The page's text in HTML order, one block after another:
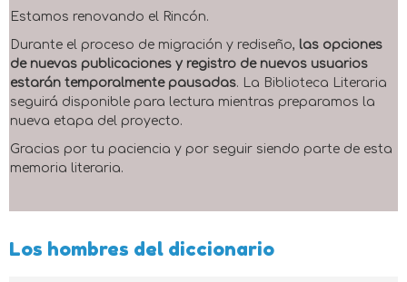
Estamos renovando el Rincón.
Durante el proceso de migración y rediseño, las opciones
de nuevas publicaciones y registro de nuevos usuarios
estarán temporalmente pausadas. La Biblioteca Literaria
seguirá disponible para lectura mientras preparamos la
nueva etapa del proyecto.
Gracias por tu paciencia y por seguir siendo parte de esta
memoria literaria.
Los hombres del diccionario